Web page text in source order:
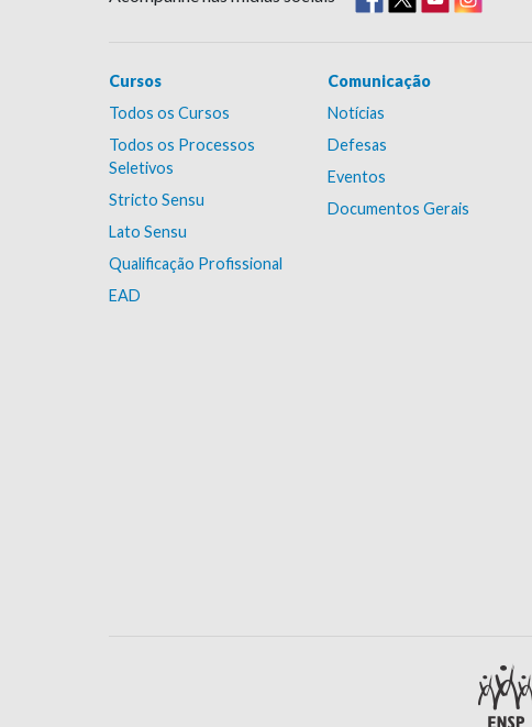
Cursos
Todos os Cursos
Todos os Processos
Seletivos
Stricto Sensu
Lato Sensu
Qualificação Profissional
EAD
Comunicação
Notícias
Defesas
Eventos
Documentos Gerais